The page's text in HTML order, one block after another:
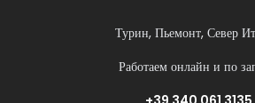
Турин, Пьемонт, Север
Работаем онлайн и по